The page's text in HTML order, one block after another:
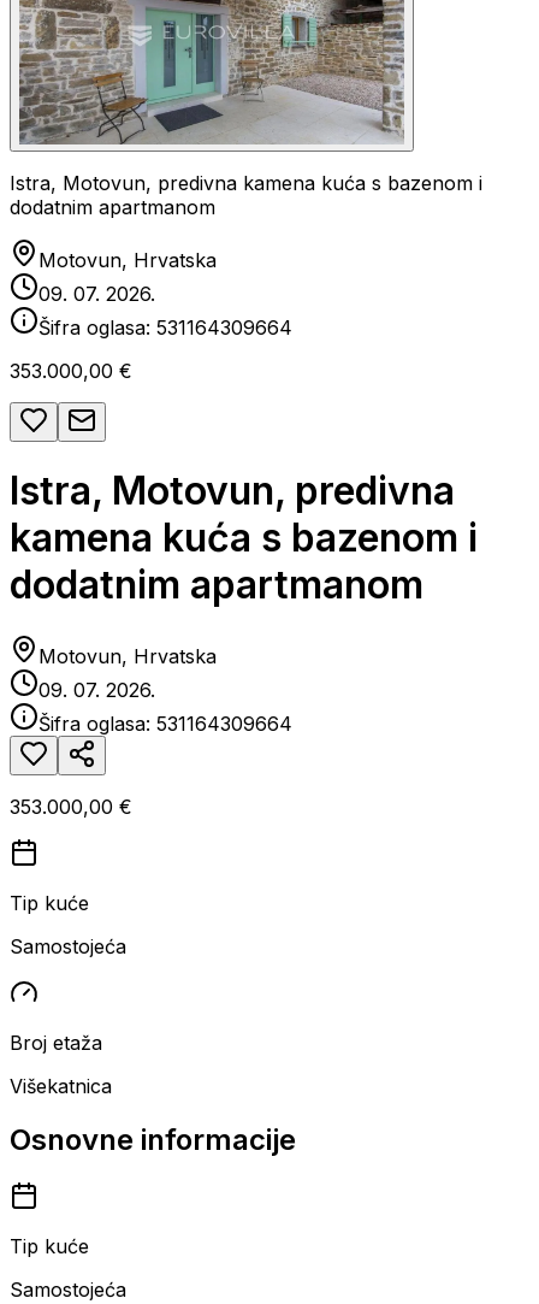
Istra, Motovun, predivna kamena kuća s bazenom i
dodatnim apartmanom
Motovun, Hrvatska
09. 07. 2026.
Šifra oglasa: 531164309664
353.000,00 €
Istra, Motovun, predivna
kamena kuća s bazenom i
dodatnim apartmanom
Motovun, Hrvatska
09. 07. 2026.
Šifra oglasa: 531164309664
353.000,00 €
Tip kuće
Samostojeća
Broj etaža
Višekatnica
Osnovne informacije
Tip kuće
Samostojeća